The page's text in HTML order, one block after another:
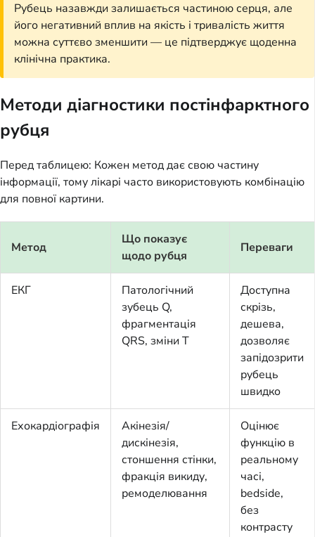
Рубець назавжди залишається частиною серця, але
його негативний вплив на якість і тривалість життя
можна суттєво зменшити — це підтверджує щоденна
клінічна практика.
Методи діагностики постінфарктного
рубця
Перед таблицею: Кожен метод дає свою частину
інформації, тому лікарі часто використовують комбінацію
для повної картини.
Метод
Що показує
щодо рубця
Переваги
ЕКГ
Патологічний
зубець Q,
фрагментація
QRS, зміни T
Доступна
скрізь,
дешева,
дозволяє
запідозрити
рубець
швидко
Ехокардіографія
Акінезія/
дискінезія,
стоншення стінки,
фракція викиду,
ремоделювання
Оцінює
функцію в
реальному
часі,
bedside,
без
контрасту